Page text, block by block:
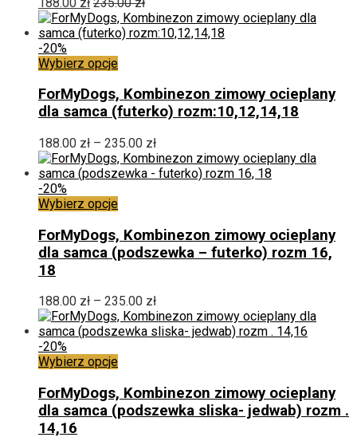
na
stronie
produktu
-20%
Wybierz opcjeTen
ma
wiele
wariantów.
Opcje
można
wybrać
na
stronie
produktu
ForMyDogs, Kombinezon zimowy ocieplany
dla samca (futerko) rozm:10,12,14,18
188.00 zł – 235.00 złZakres
cen:
od
-20%
Wybierz opcjeTen
ma
wiele
wariantów.
można
wybrać
na
stronie
produktu
ForMyDogs, Kombinezon zimowy ocieplany
dla samca (podszewka – futerko) rozm 16,
18
188.00 zł – 235.00 złZakres
cen:
od
-20%
Wybierz opcjeTen
ma
wiele
wariantów.
ForMyDogs, Kombinezon zimowy ocieplany
dla samca (podszewka sliska- jedwab) rozm .
14,16